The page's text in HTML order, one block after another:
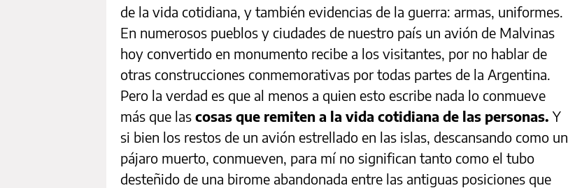
de la vida cotidiana, y también evidencias de la guerra: armas, uniformes.
En numerosos pueblos y ciudades de nuestro país un avión de Malvinas
hoy convertido en monumento recibe a los visitantes, por no hablar de
otras construcciones conmemorativas por todas partes de la Argentina.
Pero la verdad es que al menos a quien esto escribe nada lo conmueve
más que las cosas que remiten a la vida cotidiana de las personas. Y
si bien los restos de un avión estrellado en las islas, descansando como un
pájaro muerto, conmueven, para mí no significan tanto como el tubo
desteñido de una birome abandonada entre las antiguas posiciones que